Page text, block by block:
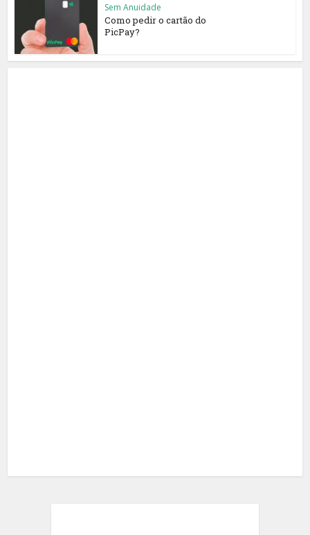
Sem Anuidade
Como pedir o cartão do
PicPay?